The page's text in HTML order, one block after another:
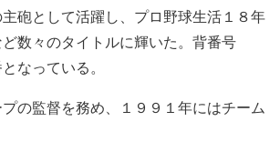
砲として活躍し、プロ野球生活１８年
数々のタイトルに輝いた。背番号
なっている。
の監督を務め、１９９１年にはチーム